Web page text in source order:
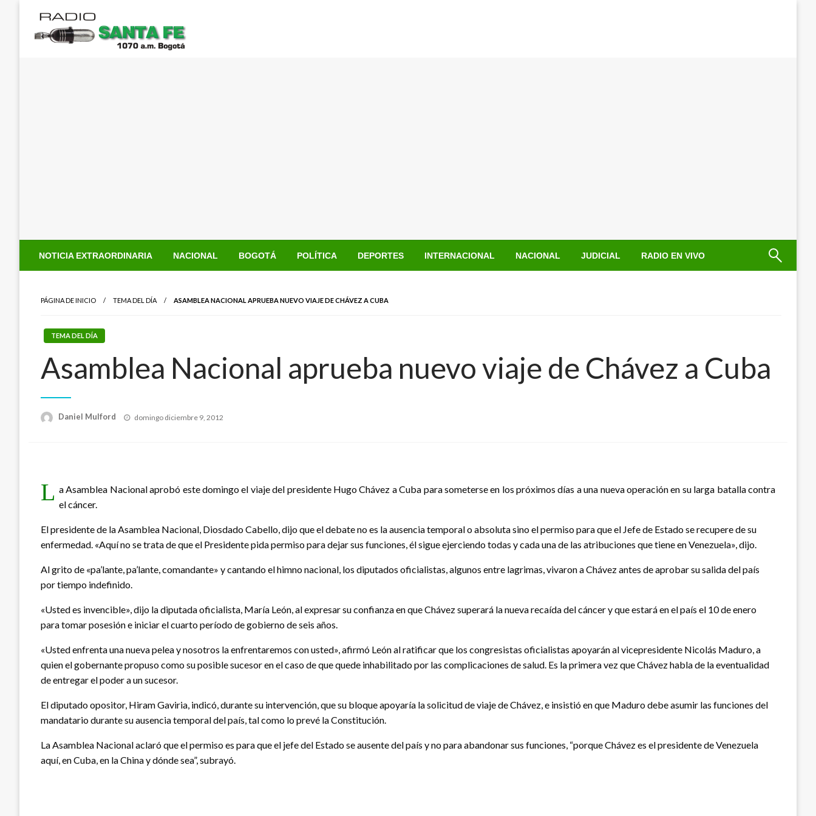
contenido
NOTICIA EXTRAORDINARIA NACIONAL BOGOTÁ POLÍTICA DEPORTES INTERNACIONAL NACIONAL JUDICIAL RADIO EN VIVO
PÁGINA DE INICIO TEMA DEL DÍA ASAMBLEA NACIONAL APRUEBA NUEVO VIAJE DE CHÁVEZ A CUBA
TEMA DEL DÍA
Asamblea Nacional aprueba nuevo viaje de Chávez a Cuba
Daniel Mulford
Publicado
domingo diciembre 9, 2012
L a Asamblea Nacional aprobó este domingo el viaje del presidente Hugo Chávez a Cuba para someterse en los próximos días a una nueva operación en su larga batalla contra
el cáncer.
El presidente de la Asamblea Nacional, Diosdado Cabello, dijo que el debate no es la ausencia temporal o absoluta sino el permiso para que el Jefe de Estado se recupere de su
enfermedad. «Aquí no se trata de que el Presidente pida permiso para dejar sus funciones, él sigue ejerciendo todas y cada una de las atribuciones que tiene en Venezuela», dijo.
Al grito de «pa’lante, pa’lante, comandante» y cantando el himno nacional, los diputados oficialistas, algunos entre lagrimas, vivaron a Chávez antes de aprobar su salida del país
por tiempo indefinido.
«Usted es invencible», dijo la diputada oficialista, María León, al expresar su confianza en que Chávez superará la nueva recaída del cáncer y que estará en el país el 10 de enero
para tomar posesión e iniciar el cuarto período de gobierno de seis años.
«Usted enfrenta una nueva pelea y nosotros la enfrentaremos con usted», afirmó León al ratificar que los congresistas oficialistas apoyarán al vicepresidente Nicolás Maduro, a
quien el gobernante propuso como su posible sucesor en el caso de que quede inhabilitado por las complicaciones de salud. Es la primera vez que Chávez habla de la eventualidad
de entregar el poder a un sucesor.
El diputado opositor, Hiram Gaviria, indicó, durante su intervención, que su bloque apoyaría la solicitud de viaje de Chávez, e insistió en que Maduro debe asumir las funciones del
mandatario durante su ausencia temporal del país, tal como lo prevé la Constitución.
La Asamblea Nacional aclaró que el permiso es para que el jefe del Estado se ausente del país y no para abandonar sus funciones, “porque Chávez es el presidente de Venezuela
aquí, en Cuba, en la China y dónde sea”, subrayó.